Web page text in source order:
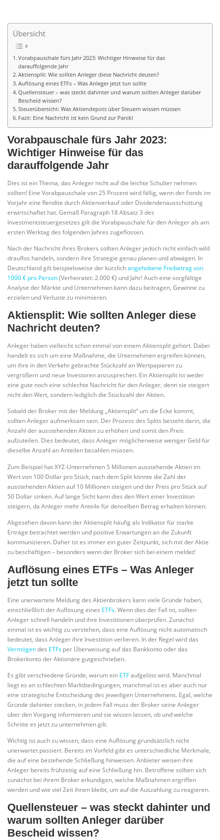
Übersicht
Vorabpauschale fürs Jahr 2023: Wichtiger Hinweise für das
darauffolgende Jahr
Aktiensplit: Wie sollten Anleger diese Nachricht deuten?
Auflösung eines ETFs – Was Anleger jetzt tun sollte
Quellensteuer – was steckt dahinter und warum sollten Anleger darüber
Bescheid wissen?
Steuerübersicht: Was Aktiendepots über Steuern wissen müssen
Fazit: Eine Nachricht ist kein Grund zur Panik!
Vorabpauschale fürs Jahr 2023:
Wichtiger Hinweise für das
darauffolgende Jahr
Dies ist ein Thema, das Anleger nicht auf die leichte Schulter nehmen
sollten! Eine Vorabpauschale von 25 Prozent wird fällig, wenn der Fonds im
Vorjahr eine Rendite durch Aktienverkauf oder Dividendenausschüttung
erwirtschaftet hat. Gemäß Paragraph 18 Absatz 3 des
Investmentsteuergesetzes gilt die Vorabpauschale für den Anleger als am
ersten Werktag des folgenden Jahres zugeflossen.
Nach der Nachricht ihres Brokers sollten Anleger jedoch nicht einfach wild
drauflos handeln, sondern ihre Strategie genau planen und abwägen. In
Deutschland gilt beispielsweise der kürzlichangehobene Freibetrag von
1000 € pro Person(Verheiratet: 2.000 €) und Jahr! Auch eine sorgfältige
Analyse der Märkte und Unternehmen kann dazu beitragen, Gewinne zu
erzielen und Verluste zu minimieren.
Aktiensplit: Wie sollten Anleger diese
Nachricht deuten?
Anleger haben vielleicht schon einmal von einem Aktiensplit gehört. Dabei
handelt es sich um eine Maßnahme, die Unternehmen ergreifen können,
um ihre in den Verkehr gebrachte Stückzahl an Wertpapieren zu
vergrößern und neue Investoren anzusprechen. Ein Aktiensplit ist weder
eine gute noch eine schlechte Nachricht für den Anleger, denn sie steigert
nicht den Wert, sondern lediglich die Stückzahl der Aktien.
Sobald der Broker mit der Meldung „Aktiensplit“ um die Ecke kommt,
sollten Anleger aufmerksam sein. Der Prozess des Splits besteht darin, die
Anzahl der ausstehenden Aktien zu erhöhen und somit den Preis
aufzuteilen. Dies bedeutet, dass Anleger möglicherweise weniger Geld für
dieselbe Anzahl an Anteilen bezahlen müssen.
Zum Beispiel hat XYZ-Unternehmen 5 Millionen ausstehende Aktien im
Wert von 100 Dollar pro Stück, nach dem Split könnte die Zahl der
ausstehenden Aktien auf 10 Millionen steigen und der Preis pro Stück auf
50 Dollar sinken. Auf lange Sicht kann dies den Wert einer Investition
steigern, da Anleger mehr Anteile für denselben Betrag erhalten können.
Abgesehen davon kann der Aktiensplit häufig als Indikator für starke
Erträge betrachtet werden und positive Erwartungen an die Zukunft
kommunizieren. Daher ist es immer ein guter Zeitpunkt, sich mit der Aktie
zu beschäftigen – besonders wenn der Broker sich bei einem meldet!
Auflösung eines ETFs – Was Anleger
jetzt tun sollte
Eine unerwartete Meldung des Aktienbrokers kann viele Gründe haben,
einschließlich der Auflösung eines ETFs. Wenn dies der Fall ist, sollten
Anleger schnell handeln und ihre Investitionen überprüfen. Zunächst
einmal ist es wichtig zu verstehen, dass eine Auflösung nicht automatisch
bedeutet, dass Anleger ihre Investition verlieren. In der Regel wird das
Vermögendes ETFs per Überweisung auf das Bankkonto oder das
Brokerkonto der Aktionäre gutgeschrieben.
Es gibt verschiedene Gründe, warum ein ETFaufgelöst wird. Manchmal
liegt es an schlechten Marktbedingungen, manchmal ist es aber auch nur
eine strategische Entscheidung des jeweiligen Unternehmens. Egal, welche
Gründe dahinter stecken, in jedem Fall muss der Broker seine Anleger
über den Vorgang informieren und sie wissen lassen, ob und welche
Schritte es jetzt zu unternehmen gilt.
Wichtig ist auch zu wissen, dass eine Auflösung grundsätzlich nicht
unerwartet passiert. Bereits im Vorfeld gibt es unterschiedliche Merkmale,
die auf eine bestehende Schließung hinweisen. Anbieter weisen ihre
Anleger bereits frühzeitig auf eine Schließung hin. Betroffene sollten sich
zunächst bei ihrem Broker erkundigen, welche Maßnahmen ergriffen
werden und wie viel Zeit ihnen bleibt, um auf die Auszahlung zu reagieren.
Quellensteuer – was steckt dahinter und
warum sollten Anleger darüber
Bescheid wissen?